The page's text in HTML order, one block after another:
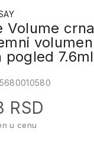
Volume
pogled 7.6ml
RSD
u cenu